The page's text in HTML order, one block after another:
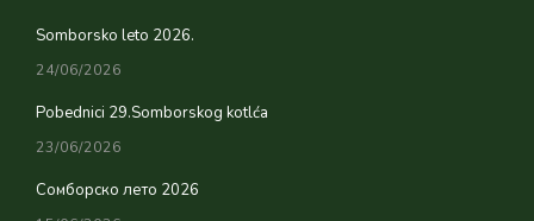
Somborsko leto 2026.
24/06/2026
Pobednici 29.Somborskog kotlća
23/06/2026
Сомборско лето 2026